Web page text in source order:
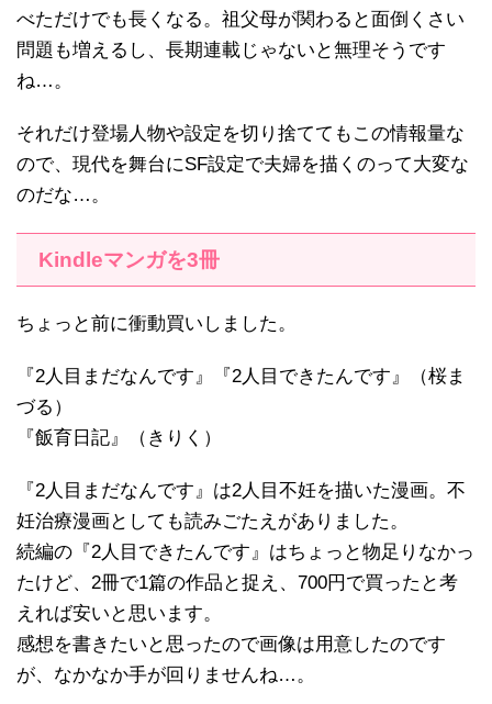
べただけでも長くなる。祖父母が関わると面倒くさい
問題も増えるし、長期連載じゃないと無理そうです
ね…。
それだけ登場人物や設定を切り捨ててもこの情報量な
ので、現代を舞台にSF設定で夫婦を描くのって大変な
のだな…。
Kindleマンガを3冊
ちょっと前に衝動買いしました。
『2人目まだなんです』『2人目できたんです』（桜ま
づる）
『飯育日記』（きりく）
『2人目まだなんです』は2人目不妊を描いた漫画。不
妊治療漫画としても読みごたえがありました。
続編の『2人目できたんです』はちょっと物足りなかっ
たけど、2冊で1篇の作品と捉え、700円で買ったと考
えれば安いと思います。
感想を書きたいと思ったので画像は用意したのです
が、なかなか手が回りませんね…。